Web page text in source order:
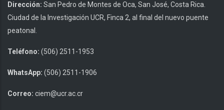
Dirección: San Pedro de Montes de Oca, San José, Costa Rica.
Ciudad de la Investigación UCR, Finca 2, al final del nuevo puente
peatonal.
Teléfono: (506) 2511-1953
WhatsApp: (506) 2511-1906
Correo: ciem@ucr.ac.cr